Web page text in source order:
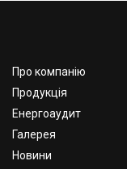
Про компанію
Продукція
Енергоаудит
Галерея
Новини